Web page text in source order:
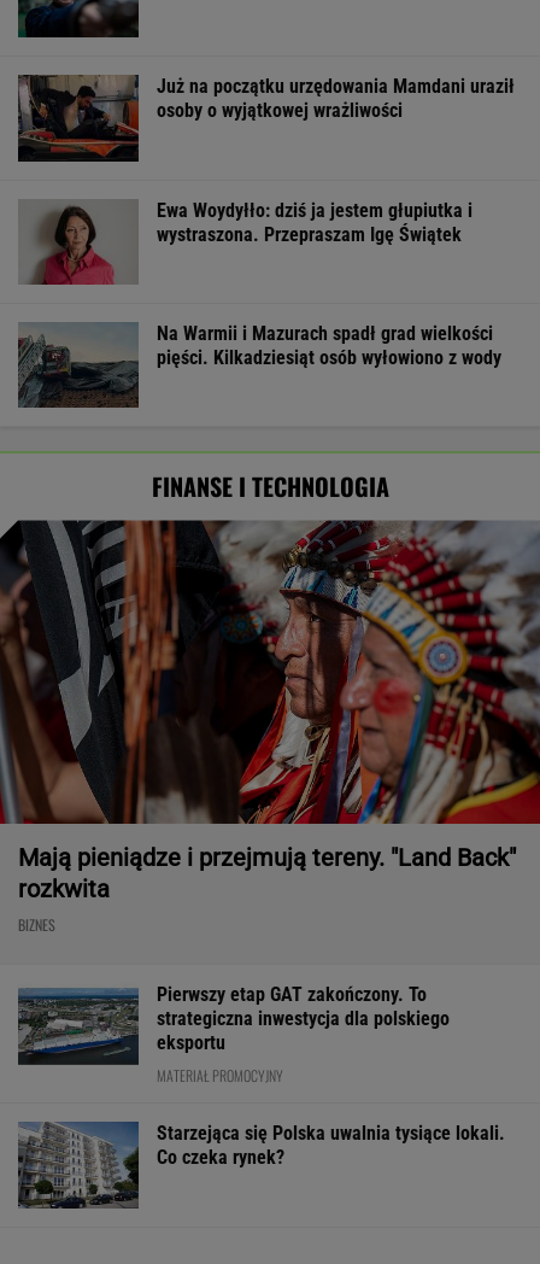
Już na początku urzędowania Mamdani uraził
osoby o wyjątkowej wrażliwości
Ewa Woydyłło: dziś ja jestem głupiutka i
wystraszona. Przepraszam Igę Świątek
Na Warmii i Mazurach spadł grad wielkości
pięści. Kilkadziesiąt osób wyłowiono z wody
FINANSE I TECHNOLOGIA
Mają pieniądze i przejmują tereny. "Land Back"
rozkwita
BIZNES
Pierwszy etap GAT zakończony. To
strategiczna inwestycja dla polskiego
eksportu
MATERIAŁ PROMOCYJNY
Starzejąca się Polska uwalnia tysiące lokali.
Co czeka rynek?